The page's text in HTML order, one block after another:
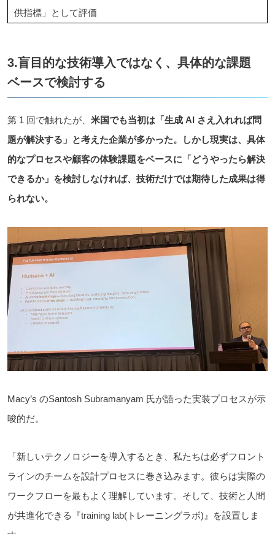
供指標」として評価
3.盲目的な技術導入ではなく、具体的な課題
ベースで検討する
第 1 回で触れたが、 米国でも当初は「生成 AI さえ入れれば問
題が解決する」と考えた企業が多かった。しかし現実は、具体
的なプロセスや顧客の体験課題をベースに「どうやったら解決
できるか」を検討しなければ、技術だけでは期待した成果は得
られない。
Macy’s のSantosh Subramanyam 氏が語った実装プロセスが示
唆的だ。
「新しいテクノロジーを導入するとき、私たちは必ずフロント
ラインのチームを設計プロセスに巻き込みます。彼らは実際の
ワークフローを最もよく理解しています。そして、技術と人間
が共進化できる『training lab(トレーニングラボ)』を設置しま